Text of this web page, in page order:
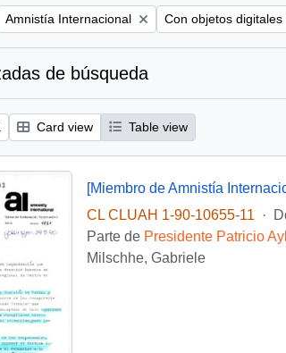
Remove filter:
Amnistía Internacional Remove filter:
Con objetos digitales
de búsqueda
Card view Table view
CL CLUAH 1-90-10655-11
·
Parte de Presidente Patricio
Milschhe, Gabriele